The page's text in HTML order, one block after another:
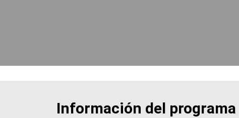
Información del programa